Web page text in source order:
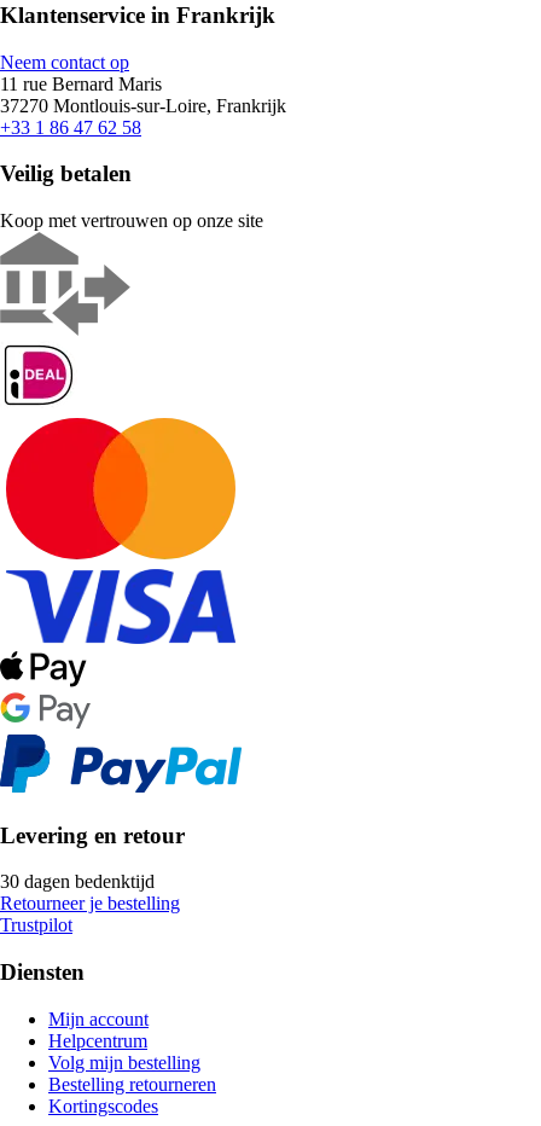
Klantenservice in Frankrijk
Neem contact op
11 rue Bernard Maris
37270 Montlouis-sur-Loire, Frankrijk
+33 1 86 47 62 58
Veilig betalen
Koop met vertrouwen op onze site
Levering en retour
30 dagen bedenktijd
Retourneer je bestelling
Trustpilot
Diensten
Mijn account
Helpcentrum
Volg mijn bestelling
Bestelling retourneren
Kortingscodes